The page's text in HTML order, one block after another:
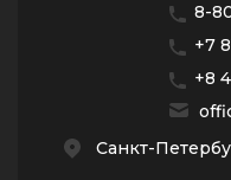
8-
+7
+8
Санкт-